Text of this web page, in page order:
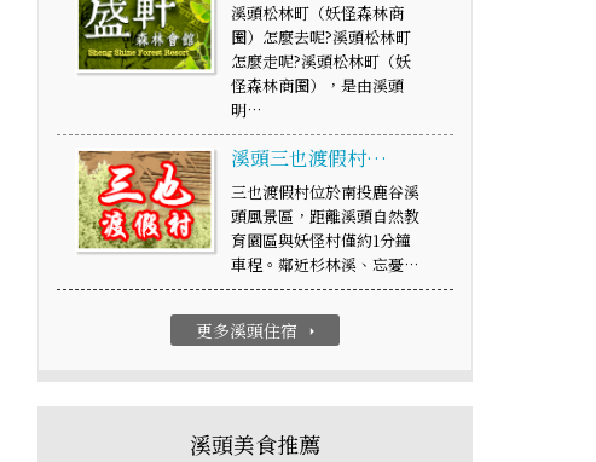
溪頭松林町（妖怪森林商
圈）怎麼去呢?溪頭松林町
怎麼走呢?溪頭松林町（妖
怪森林商圈），是由溪頭
明…
溪頭三也渡假村…
三也渡假村位於南投鹿谷溪
頭風景區，距離溪頭自然教
育園區與妖怪村僅約1分鐘
車程。鄰近杉林溪、忘憂…
更多溪頭住宿 arrow_right
溪頭美食推薦